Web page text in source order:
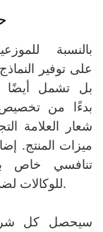
بالنسبة
بل تشمل أيضًا
شعار العلامة
ميزات المنتج.
تنافسي خاص
للوكالات لضمان ميزتك التنافسية في السوق المحلي.
سيحصل كل